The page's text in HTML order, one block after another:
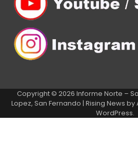
Copyright © 2026 Informe Norte –
Lopez, San Fernando | Rising News by
WordPress.